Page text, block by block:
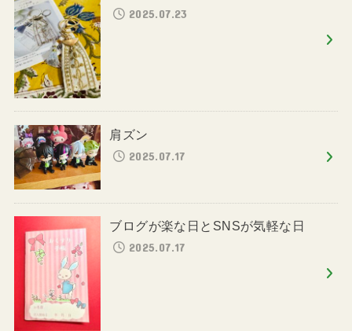
2025.07.23
肩ズン
2025.07.17
ブログが楽な日とSNSが気軽な日
2025.07.17